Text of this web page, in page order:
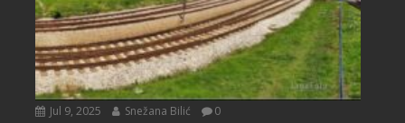
Jul 9, 2025 Snežana Bilić 0